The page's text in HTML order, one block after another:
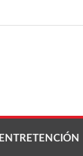
ENTRETENCIÓN